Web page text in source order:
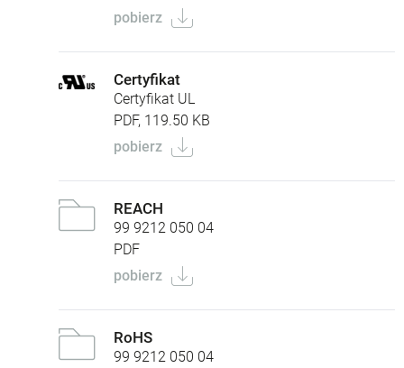
pobierz
Certyfikat
Certyfikat UL
PDF, 119.50 KB
pobierz
REACH
99 9212 050 04
PDF
pobierz
RoHS
99 9212 050 04